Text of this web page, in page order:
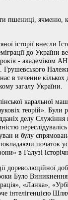
пшениці, ячменю,
історії внесли
до України
років - академіком
Грушевського
в течение кількох
загалу України.
каральної
теорій». Були
делу Служіння
переслідувалісь
и булу
початок
в Галузі
дореволюційної
Було
«Ланка»,
інтелігенцією